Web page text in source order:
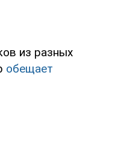
из разных
обещает